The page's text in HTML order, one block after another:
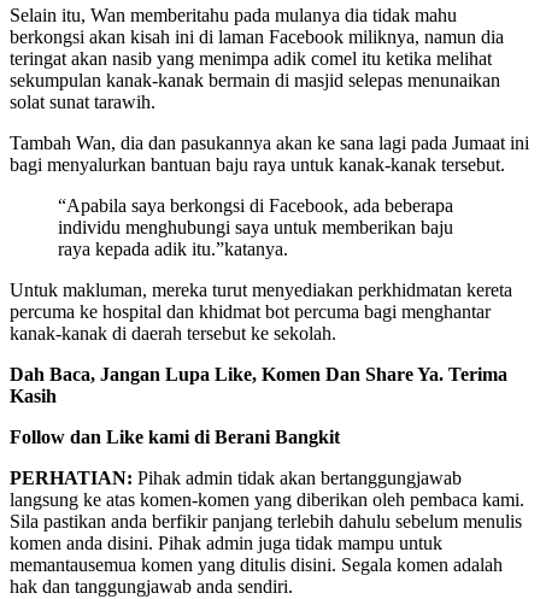
Selain itu, Wan memberitahu pada mulanya dia tidak mahu
berkongsi akan kisah ini di laman Facebook miliknya, namun dia
teringat akan nasib yang menimpa adik comel itu ketika melihat
sekumpulan kanak-kanak bermain di masjid selepas menunaikan
solat sunat tarawih.
Tambah Wan, dia dan pasukannya akan ke sana lagi pada Jumaat ini
bagi menyalurkan bantuan baju raya untuk kanak-kanak tersebut.
“Apabila saya berkongsi di Facebook, ada beberapa
individu menghubungi saya untuk memberikan baju
raya kepada adik itu.”katanya.
Untuk makluman, mereka turut menyediakan perkhidmatan kereta
percuma ke hospital dan khidmat bot percuma bagi menghantar
kanak-kanak di daerah tersebut ke sekolah.
Dah Baca, Jangan Lupa Like, Komen Dan Share Ya. Terima
Kasih
Follow dan Like kami di Berani Bangkit
PERHATIAN: Pihak admin tidak akan bertanggungjawab
langsung ke atas komen-komen yang diberikan oleh pembaca kami.
Sila pastikan anda berfikir panjang terlebih dahulu sebelum menulis
komen anda disini. Pihak admin juga tidak mampu untuk
memantausemua komen yang ditulis disini. Segala komen adalah
hak dan tanggungjawab anda sendiri.